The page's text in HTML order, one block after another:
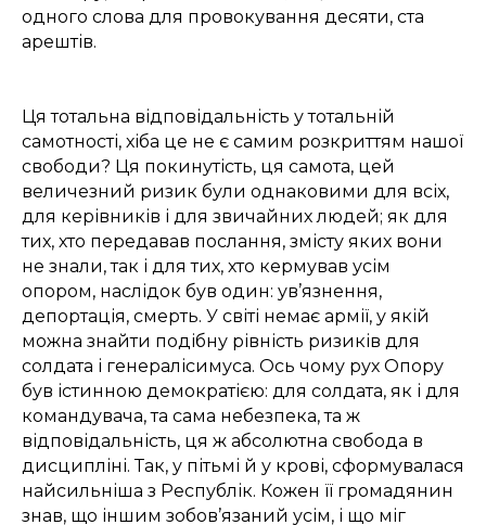
одного слова для провокування десяти, ста
арештів.
Ця тотальна відповідальність у тотальній
самотності, хіба це не є самим розкриттям нашої
свободи? Ця покинутість, ця самота, цей
величезний ризик були однаковими для всіх,
для керівників і для звичайних людей; як для
тих, хто передавав послання, змісту яких вони
не знали, так і для тих, хто кермував усім
опором, наслідок був один: ув’язнення,
депортація, смерть. У світі немає армії, у якій
можна знайти подібну рівність ризиків для
солдата і генералісимуса. Ось чому рух Опору
був істинною демократією: для солдата, як і для
командувача, та сама небезпека, та ж
відповідальність, ця ж абсолютна свобода в
дисципліні. Так, у пітьмі й у крові, сформувалася
найсильніша з Республік. Кожен її громадянин
знав, що іншим зобов’язаний усім, і що міг